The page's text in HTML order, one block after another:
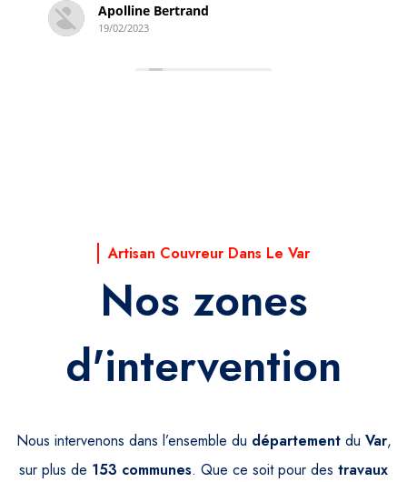
Simon Derambure
18/02/2023
Artisan Couvreur Dans Le Var
Nos zones
d'intervention
Nous intervenons dans l’ensemble du départementdu Var,
sur plus de 153 communes. Que ce soit pour des travaux